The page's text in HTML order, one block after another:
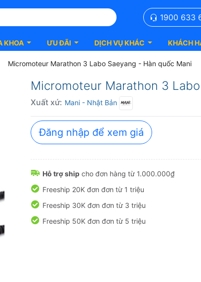
1900 633
KHOA ƯU ĐÃI DỊCH VỤ KHÁC KHÁCH
Micromoteur Marathon 3 Labo Saeyang - Hàn quốc Mani
Micromoteur Marathon 3
Xuất xứ: Mani - Nhật Bản
Đăng nhập để xem giá
Hỗ trợ ship cho đơn hàng từ 1.000.000₫
Freeship 20K đơn đơn từ 1 triệu
Freeship 30K đơn đơn từ 3 triệu
Freeship 50K đơn đơn từ 5 triệu